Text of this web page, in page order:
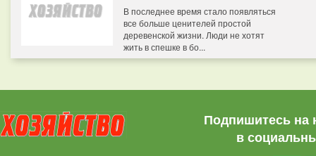
В последнее время стало появляться
все больше ценителей простой
деревенской жизни. Люди не хотят
жить в спешке в бо...
Подпишитесь на
в